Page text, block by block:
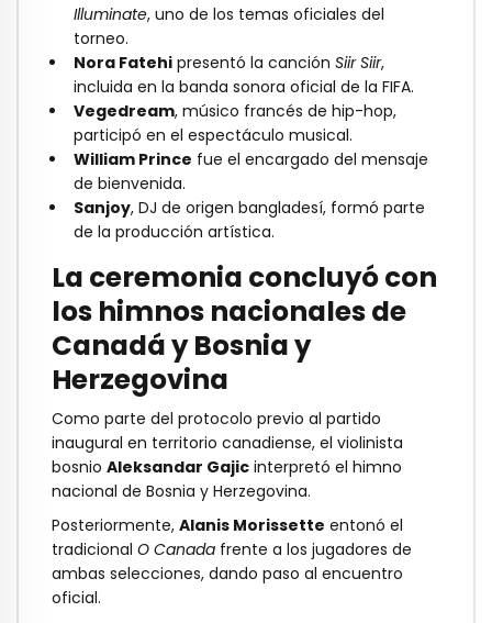
Illuminate, uno de los temas oficiales del
torneo.
Nora Fatehi presentó la canción Siir Siir,
incluida en la banda sonora oficial de la FIFA.
Vegedream, músico francés de hip-hop,
participó en el espectáculo musical.
William Prince fue el encargado del mensaje
de bienvenida.
Sanjoy, DJ de origen bangladesí, formó parte
de la producción artística.
La ceremonia concluyó con
los himnos nacionales de
Canadá y Bosnia y
Herzegovina
Como parte del protocolo previo al partido
inaugural en territorio canadiense, el violinista
bosnio Aleksandar Gajic interpretó el himno
nacional de Bosnia y Herzegovina.
Posteriormente, Alanis Morissette entonó el
tradicional O Canada frente a los jugadores de
ambas selecciones, dando paso al encuentro
oficial.